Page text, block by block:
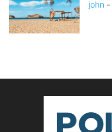
john -